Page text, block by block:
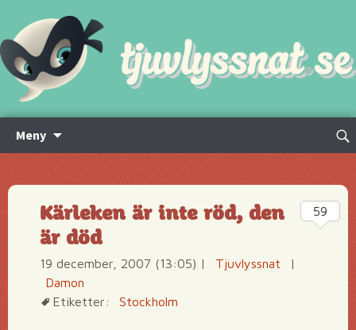
Meny
innehåll
Sök
Kärleken är inte röd, den
är död
19 december, 2007 (13:05) | Tjuvlyssnat
|
Damon
Etiketter:
Stockholm
59